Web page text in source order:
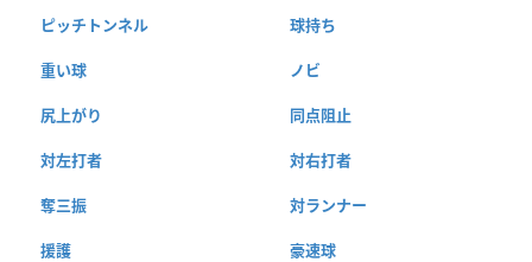
ピッチトンネル 球持ち
重い球 ノビ
尻上がり 同点阻止
対左打者 対右打者
奪三振 対ランナー
援護 豪速球